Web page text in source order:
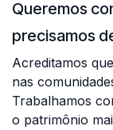
Queremos
precisamos
Acreditamos
nas
Trabalhamos
o patrimônio